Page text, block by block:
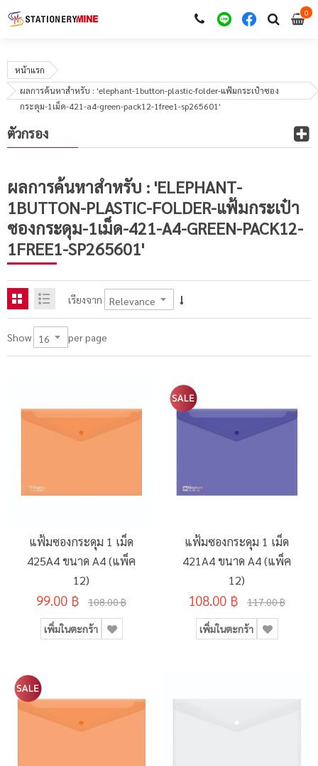
00
หน้าแรก
ผลการค้นหาสำหรับ : 'elephant-1button-plastic-folder-แฟ้มกระเป๋าซอง
กระดุม-1เม็ด-421-a4-green-pack12-1free1-sp265601'
ผลการค้นหาสำหรับ : 'ELEPHANT-
1BUTTON-PLASTIC-FOLDER-แฟ้มกระเป๋า
ซองกระดุม-1เม็ด-421-A4-GREEN-PACK12-
1FREE1-SP265601'
เรียงจาก
Show per page
แฟ้มซองกระดุม 1 เม็ด
425A4 ขนาด A4 (แพ็ค
12)
99.00 ฿ 108.00 ฿
เพิ่มในตะกร้า
แฟ้มซองกระดุม 1 เม็ด
421A4 ขนาด A4 (แพ็ค
12)
108.00 ฿ 117.00 ฿
เพิ่มในตะกร้า
ตัวกรอง